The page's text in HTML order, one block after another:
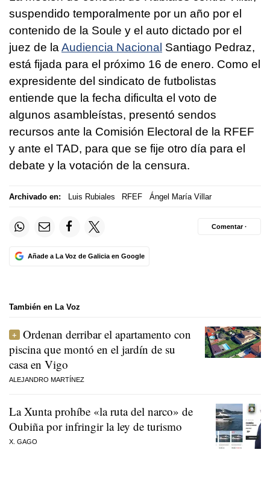
suspendido temporalmente por un año por el
contenido de la Soule y el auto dictado por el
juez de laAudiencia Nacional Santiago Pedraz,
está fijada para el próximo 16 de enero. Como el
expresidente del sindicato de futbolistas
entiende que la fecha dificulta el voto de
algunos asambleístas, presentó sendos
recursos ante la Comisión Electoral de la RFEF
y ante el TAD, para que se fije otro día para el
debate y la votación de la censura.
Archivado en: Luis Rubiales RFEF Ángel María Villar
Añade a La Voz de Galicia en Google
Comentar ·
También en La Voz
Ordenan derribar el apartamento con
piscina que montó en el jardín de su
casa en Vigo
ALEJANDRO MARTÍNEZ
La Xunta prohíbe «la ruta del narco» de
Oubiña por infringir la ley de turismo
X. GAGO